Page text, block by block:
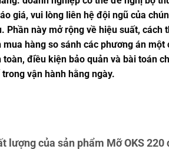
giá, vui lòng liên hệ đội ngũ của
Phần này mở rộng về hiệu suất,
mua hàng so sánh các phương án
toàn, điều kiện bảo quản và bài toán
vận hành hằng ngày.
lượng của sản phẩm Mỡ OKS